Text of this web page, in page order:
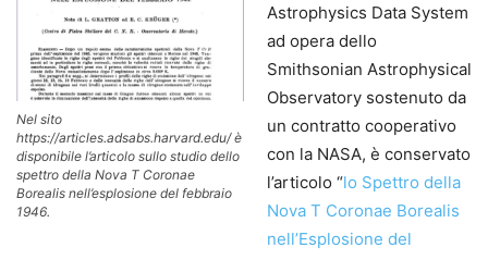
Nel sito
https://articles.adsabs.harvard.edu/ è
disponibile l’articolo sullo studio dello
spettro della Nova T Coronae
Borealis nell’esplosione del febbraio
1946.
Astrophysics Data System
ad opera dello
Smithsonian Astrophysical
Observatory sostenuto da
un contratto cooperativo
con la NASA, è conservato
l’articolo “lo Spettro della
Nova T Coronae Borealis
nell’Esplosione del